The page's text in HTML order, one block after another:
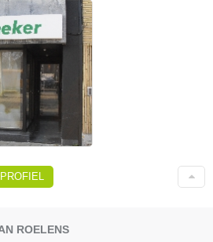
ROELENS